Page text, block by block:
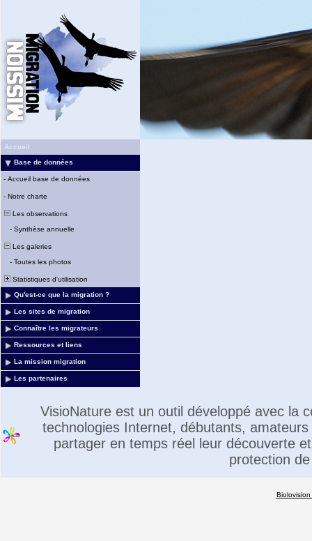
Accueil
Base de données
- Accueil base de données
- Notre charte
Les observations
- Synthèse annuelle
Les galeries
- Toutes les photos
Statistiques d'utilisation
Qu'est-ce que la migration ?
Les sites de migration
Connaître les migrateurs
Ressources et liens
La mission migration
Les partenaires
VisioNature est un outil développé avec la
technologies Internet, débutants,
partager en temps réel leur découverte
protection
Biolovision